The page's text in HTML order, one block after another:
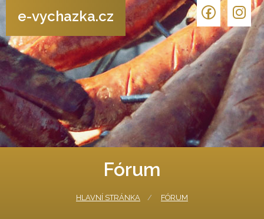
e-vychazka.cz
Fórum
HLAVNÍ STRÁNKA FÓRUM